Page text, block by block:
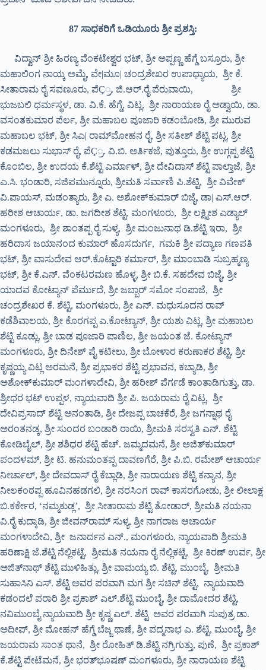
87 ಸಾಧಕರಿಗೆ ಒಡಿಯೂರು ಶ್ರೀ ಪ್ರಶಸ್ತಿ:
ವಿದ್ವಾನ್ ಶ್ರೀ ಹಿರಣ್ಯ ವೆಂಕಟೇಶ್ವರ ಭಟ್, ಶ್ರೀ ಅಪ್ಪಣ್ಣ ಹೆಗ್ಡೆ ಬಸ್ರೂರು, ಶ್ರೀ
ಮಹಾಲಿಂಗ ನಾಯ್ಕ ಅಮೈ, ವೇ|ಮೂ| ಚಂದ್ರಶೇಖರ ಉಪಾಧ್ಯಾಯ, ಶ್ರೀ ಕೆ.
ಸೀತಾರಾಮ ರೈ ಸವಣೂರು, ಪೆÇ್ರ. ಜಿ.ಆರ್.ರೈ ಪೆರುವಾಯಿ, ಶ್ರೀ
ಭುಜಬಲಿ ಧರ್ಮಸ್ಥಳ, ಡಾ. ವಿ.ಕೆ. ಹೆಗ್ಡೆ, ವಿಟ್ಲ, ಶ್ರೀ ನಾರಾಯಣ ರೈ ಅಡ್ವಾಯಿ, ಡಾ.
ವಸಂತಕುಮಾರ ಪೆರ್ಲ, ಶ್ರೀ ಮಹಾಬಲ ಪೂಜಾರಿ ಕಡಂಬೋಡಿ, ಶ್ರೀ ಮುರುವ
ಮಹಾಬಲ ಭಟ್, ಶ್ರೀ ಸಿಎ| ರಾಮ್‍ಮೋಹನ ರೈ, ಶ್ರೀ ಸತೀಶ್ ಶೆಟ್ಟಿ ಪಟ್ಲ, ಶ್ರೀ
ಕಡಮಜಲು ಸುಭಾಸ್ ರೈ, ಪೆÇ್ರ. ವಿ.ಬಿ. ಅರ್ತಿಕಜೆ, ಪುತ್ತೂರು, ಶ್ರೀ ಉಗ್ಗಪ್ಪ ಶೆಟ್ಟಿ
ಕೊಂಬಿಲ, ಶ್ರೀ ಉದಯ ಕೆ.ಶೆಟ್ಟಿ ಎರ್ಮಾಳ್, ಶ್ರೀ ದೇವಿದಾಸ್ ಶೆಟ್ಟಿ ಪಾಲ್ತಾಜೆ, ಶ್ರೀ
ಎ.ಸಿ. ಭಂಡಾರಿ, ಸಜಿಪಮುನ್ನೂರು, ಶ್ರೀಮತಿ ಸರ್ವಾಣಿ ಪಿ.ಶೆಟ್ಟಿ, ಶ್ರೀ ವಿವೇಕ್
ವಿ.ಪಾಯಸ್, ಮಡಂತ್ಯಾರು, ಶ್ರೀ ಎ. ಅಶೋಕ್‍ಕುಮಾರ್ ಬಿಜೈ, ಡಾ| ಎಸ್.ಆರ್.
ಹರೀಶ ಆಚಾರ್ಯ, ಡಾ. ಜಗದೀಶ ಶೆಟ್ಟಿ, ಮಂಗಳೂರು, ಶ್ರೀ ಲಕ್ಷ್ಮೀಶ ಎಡ್ಯಾಲ್
ಮಂಗಳೂರು, ಶ್ರೀ ಶಾಂತಪ್ಪ ರೈ ಸುಳ್ಯ, ಶ್ರೀ ಮಂಜುನಾಥ ಡಿ.ಶೆಟ್ಟಿ ಇರಾ, ಶ್ರೀ
ಹರಿದಾಸ ಜಯಾನಂದ ಕುಮಾರ್ ಹೊಸದುರ್ಗ, ಗಮಕಿ ಶ್ರೀ ಪದ್ಯಾಣ ಗಣಪತಿ
ಭಟ್, ಶ್ರೀ ವಾಸುದೇವ ಆರ್.ಕೊಟ್ಟಾರಿ ಕರ್ಮಾರ್, ಶ್ರೀ ಮಾಂಬಾಡಿ ಸುಬ್ರಹ್ಮಣ್ಯ
ಭಟ್, ಶ್ರೀ ಕೆ.ಎನ್. ವೆಂಕಟರಮಣ ಹೊಳ್ಳ, ಶ್ರೀ ಬಿ.ಕೆ. ಸಹದೇವ ಬಿಜೈ, ಶ್ರೀ
ಯಾದವ ಕೋಟ್ಯಾನ್ ಪೆರ್ಮುದೆ, ಶ್ರೀ ಜಬ್ಬಾರ್ ಸಮೋ ಸಂಪಾಜೆ, ಶ್ರೀ
ಚಂದ್ರಶೇಖರ ಕೆ. ಶೆಟ್ಟಿ, ಮಂಗಳೂರು, ಶ್ರೀ ಎನ್. ಮಧುಸೂದನ ರಾವ್
ಕಡೆಶಿವಾಲಯ, ಶ್ರೀ ಕೊರಗಪ್ಪ ಎ.ಕೋಟ್ಯಾನ್, ಶ್ರೀ ಯಶು ವಿಟ್ಲ, ಶ್ರೀ ಮಹಾಬಲ
ಶೆಟ್ಟಿ ಕೂಡ್ಲು, ಶ್ರೀ ಬಾಡ ಪೂಜಾರಿ ಪಾಣಿಲ, ಶ್ರೀ ಜಯಂತ ಜೆ. ಕೋಟ್ಯಾನ್
ಮಂಗಳೂರು, ಶ್ರೀ ದಿನೇಶ್ ಪೈ ಕಟೀಲು, ಶ್ರೀ ಬೋಳಾರ ಕರುಣಾಕರ ಶೆಟ್ಟಿ, ಶ್ರೀ
ಕೃಷ್ಣಯ್ಯ ವಿಟ್ಲ ಅರಮನೆ, ಶ್ರೀ ಪ್ರಭಾಕರ ಶೆಟ್ಟಿ ಪ್ರಭಾವನ, ಕಬ್ಯಾಡಿ, ಶ್ರೀ
ಅಶೋಕ್‍ಕುಮಾರ್ ಮಂಗಳಾದೇವಿ, ಶ್ರೀ ಹರೀಶ್ ಪೆರ್ಗಡೆ ಕಾಂತಾಡಿಗುತ್ತು, ಡಾ.
ಶ್ರೀಧರ ಭಟ್ ಉಪ್ಪಳ, ನ್ಯಾಯವಾದಿ ಶ್ರೀ ಪಿ. ಜಯರಾಮ ರೈ ವಿಟ್ಲ, ಶ್ರೀ
ದೇವಿಪ್ರಸಾದ್ ಶೆಟ್ಟಿ ಅನಂತಾಡಿ, ಶ್ರೀ ದೇಜಪ್ಪ ಬಾಚಕೆರೆ, ಶ್ರೀ ಜಗನ್ನಾಥ ರೈ
ಅರಂತನಡ್ಕ, ಶ್ರೀ ಸುಂದರ ಬಂಡಾರಿ ರಾಯಿ, ಶ್ರೀಮತಿ ಸರಸ್ವತಿ ಎನ್. ಶೆಟ್ಟಿ
ಕೋಡಿಬೈಲ್, ಶ್ರೀ ಶಶಿಧರ ಶೆಟ್ಟಿ ಹೆಚ್. ಜಮ್ಮದಮನೆ, ಶ್ರೀ ಅಜಿತ್‍ಕುಮಾರ್
ಪಂದಳಮ್, ಶ್ರೀ ಟಿ. ಹನುಮಂತಪ್ಪ ದಾವಣಗೆರೆ, ಶ್ರೀ ಪಿ.ಬಿ. ರಮೇಶ್ ಆಚಾರ್ಯ
ನೀರ್ಚಾಲ್, ಶ್ರೀ ದೇವದಾಸ್ ರೈ ಕೆಬ್ಲಾಡಿ, ಶ್ರೀ ನಾರಾಯಣ ಶೆಟ್ಟಿ ಕನ್ಯಾನ, ಶ್ರೀ
ನೀಲಕಂಠಪ್ಪ ಹೂವಿನಹಡಗಲಿ, ಶ್ರೀ ನರಸಿಂಗ ರಾವ್ ಕಾಸರಗೋಡು, ಶ್ರೀ ಲೀಲಾಕ್ಷ
ಬಿ.ಕರ್ಕೇರ, ‘ನಮ್ಮಕುಡ್ಲ’, ಶ್ರೀ ಸೀತಾರಾಮ ಶೆಟ್ಟಿ ತೋಡಾರ್, ಶ್ರೀಮತಿ ನಯನಾ
ವಿ.ರೈ ಕುದ್ಕಾಡಿ, ಶ್ರೀ ಜೀವನ್‍ರಾಮ್ ಸುಳ್ಯ, ಶ್ರೀ ನಾಗರಾಜ ಆಚಾರ್ಯ
ಮಂಗಳಾದೇವಿ, ಶ್ರೀ ಜನಾರ್ದನ ಎನ್., ಮಂಗಳೂರು, ನ್ಯಾಯವಾದಿ ಶ್ರೀಮತಿ
ಹರಿಣಾಕ್ಷಿ ಜೆ.ಶೆಟ್ಟಿ ನೆಲ್ಲಿಕಟ್ಟೆ, ಶ್ರೀಮತಿ ನಯನಾ ರೈ ನೆಲ್ಲಿಕಟ್ಟೆ, ಶ್ರೀ ಕಿರಣ್ ಉರ್ವ, ಶ್ರೀ
ಅಜಿತ್‍ನಾಥ್ ಶೆಟ್ಟಿ ಮುಳಿಹಿತ್ಲು, ಶ್ರೀ ವಾಮಯ್ಯ ಬಿ. ಶೆಟ್ಟಿ, ಮುಂಬೈ, ಶ್ರೀಮತಿ
ಸುಹಾಸಿನಿ ಎಸ್. ಶೆಟ್ಟಿ ಅವರ ಪರವಾಗಿ ಮಗ ಶ್ರೀ ಸಚಿನ್ ಶೆಟ್ಟಿ, ನ್ಯಾಯವಾದಿ
ಕಡಂದಲೆ ಪರಾರಿ ಶ್ರೀ ಪ್ರಕಾಶ್ ಎಲ್.ಶೆಟ್ಟಿ ಮುಂಬೈ, ಶ್ರೀ ದಾಮೋದರ ಶೆಟ್ಟಿ,
ನವಿಮುಂಬೈ ನ್ಯಾಯವಾದಿ ಶ್ರೀ ಕೃಷ್ಣ ಎಲ್. ಶೆಟ್ಟಿ ಅವರ ಪರವಾಗಿ ಸುಪುತ್ರ ಡಾ.
ಅದೀಪ್, ಶ್ರೀ ಮೋಹನ್ ಹೆಗ್ಡೆ ಬೆಜ್ಜ ಥಾಣೆ, ಶ್ರೀ ಪದ್ಮನಾಭ ಎ. ಶೆಟ್ಟಿ, ಮುಂಬೈ, ಶ್ರೀ
ಜಯರಾಮ ಸಾಂತ ಥಾನೆ, ಶ್ರೀ ರೋಹಿತ್ ಡಿ.ಶೆಟ್ಟಿ ನಗ್ರಿಗುತ್ತು, ಪುಣೆ, ಶ್ರೀ ಪ್ರಕಾಶ್
ಕೆ.ಶೆಟ್ಟಿ ಪೇಟೆಮನೆ, ಶ್ರೀ ಭರತ್‍ಭೂಷಣ್ ಮಂಗಳೂರು, ಶ್ರೀ ನಾರಾಯಣ ಶೆಟ್ಟಿ